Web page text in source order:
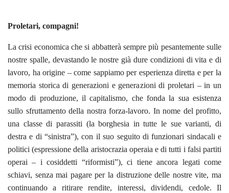
Proletari, compagni!
La crisi economica che si abbatterà sempre più pesantemente sulle
nostre spalle, devastando le nostre già dure condizioni di vita e di
lavoro, ha origine – come sappiamo per esperienza diretta e per la
memoria storica di generazioni e generazioni di proletari – in un
modo di produzione, il capitalismo, che fonda la sua esistenza
sullo sfruttamento della nostra forza-lavoro. In nome del profitto,
una classe di parassiti (la borghesia in tutte le sue varianti, di
destra e di “sinistra”), con il suo seguito di funzionari sindacali e
politici (espressione della aristocrazia operaia e di tutti i falsi partiti
operai – i cosiddetti “riformisti”), ci tiene ancora legati come
schiavi, senza mai pagare per la distruzione delle nostre vite, ma
continuando a ritirare rendite, interessi, dividendi, cedole. Il